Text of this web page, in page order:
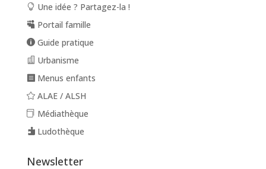
Une idée ? Partagez-la !
Portail famille
Guide pratique
Urbanisme
Menus enfants
ALAE / ALSH
Médiathèque
Ludothèque
Newsletter